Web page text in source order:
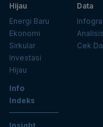
Hijau
Energi Baru
Ekonomi
Sirkular
Investasi
Hijau
Data
Analisis
Cek
Info
Indeks